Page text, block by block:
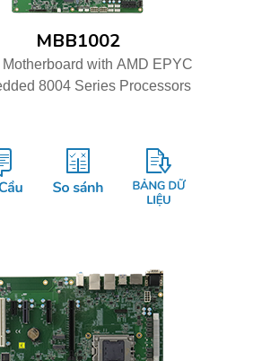
MBB1002
with AMD EPYC
8004 Series Processors